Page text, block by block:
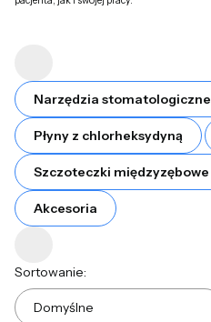
Narzędzia stomatologiczne
Płyny z chlorheksydyną
Szczoteczki międzyzębowe
Akcesoria
Lista produktów
Sortowanie:
Domyślne